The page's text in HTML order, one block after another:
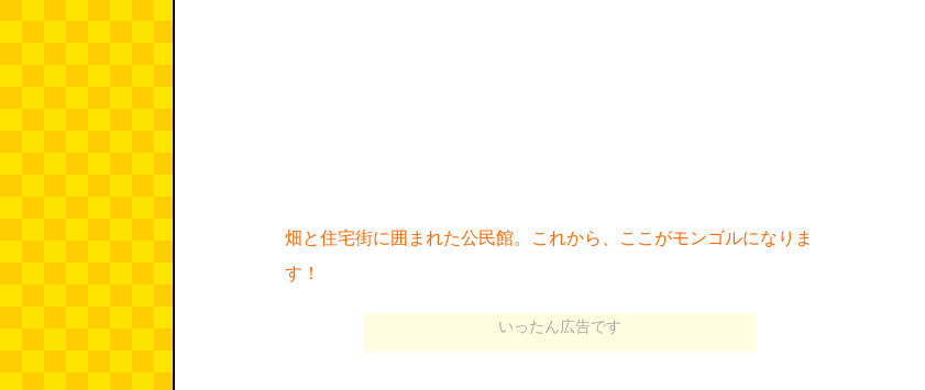
畑と住宅街に囲まれた公民館。これから、ここがモンゴルになりま
す！
いったん広告です